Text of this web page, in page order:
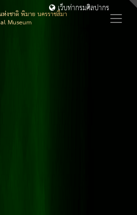
งชาติ พิมาย นครราชสีมา
Museum
เว็บท่ากรมศิลปากร